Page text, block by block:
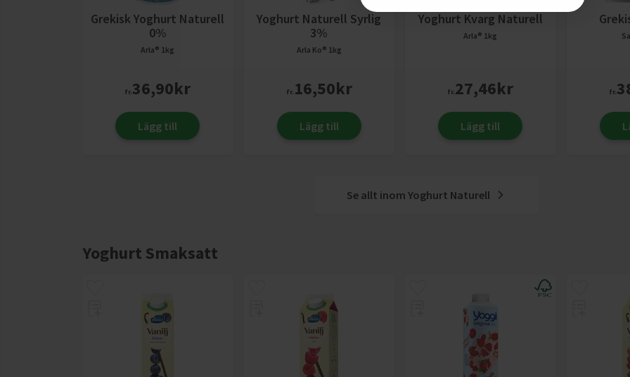
Grekisk Yoghurt Naturell
0%
Arla® 1kg
fr.36,90kr
Lägg till
Yoghurt Naturell Syrlig
3%
Arla Ko® 1kg
fr. 16,50kr
Lägg till
Yoghurt Kvarg Naturell
Arla® 1kg
fr.27,46kr
Lägg till
fr.
Se allt inom Yoghurt Naturell
Yoghurt Smaksatt